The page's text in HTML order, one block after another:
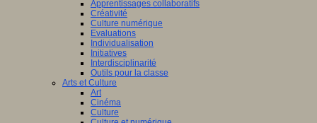
Apprentissages collaboratifs
Créativité
Culture numérique
Evaluations
Individualisation
Initiatives
Interdisciplinarité
Outils pour la classe
Arts et Culture
Art
Cinéma
Culture